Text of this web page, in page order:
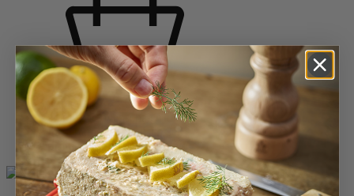
Startpagina
Keramische ovenschalen
Alle keramische ovenschalen
Appolia